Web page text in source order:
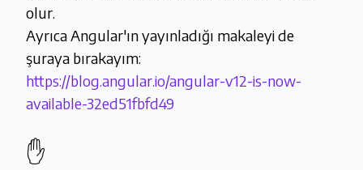
olur.
Ayrıca Angular'ın yayınladığı makaleyi de
şuraya bırakayım:
https://blog.angular.io/angular-v12-is-now-
available-32ed51fbfd49
✋